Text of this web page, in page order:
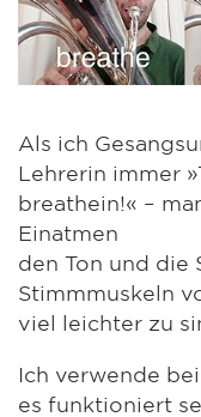
Als ich
Lehrerin immer
breathein!« –
Einatmen
den Ton und die
Stimmmuskeln
viel leichter zu
Ich verwende
es funktioniert